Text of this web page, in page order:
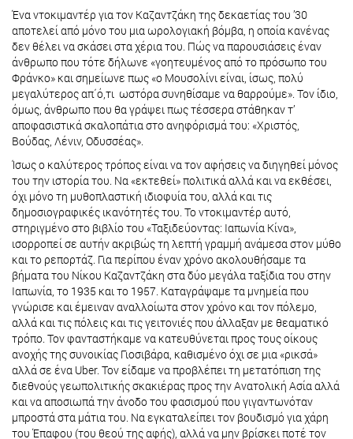
Ένα ντοκιμαντέρ για τον Καζαντζάκη της δεκαετίας του ’30
αποτελεί από μόνο του μια ωρολογιακή βόμβα, η οποία κανένας
δεν θέλει να σκάσει στα χέρια του. Πώς να παρουσιάσεις έναν
άνθρωπο που τότε δήλωνε «γοητευμένος από το πρόσωπο του
Φράνκο» και σημείωνε πως «ο Μουσολίνι είναι, ίσως, πολύ
μεγαλύτερος απ΄ό,τι ωστόρα συνηθίσαμε να θαρρούμε». Τον ίδιο,
όμως, άνθρωπο που θα γράψει πως τέσσερα στάθηκαν τ’
αποφασιστικά σκαλοπάτια στο ανηφόρισμά του: «Χριστός,
Βούδας, Λένιν, Οδυσσέας».
Ίσως ο καλύτερος τρόπος είναι να τον αφήσεις να διηγηθεί μόνος
του την ιστορία του. Να «εκτεθεί» πολιτικά αλλά και να εκθέσει,
όχι μόνο τη μυθοπλαστική ιδιοφυία του, αλλά και τις
δημοσιογραφικές ικανότητές του. Το ντοκιμαντέρ αυτό,
στηριγμένο στο βιβλίο του «Ταξιδεύοντας: Ιαπωνία Κίνα»,
ισορροπεί σε αυτήν ακριβώς τη λεπτή γραμμή ανάμεσα στον μύθο
και το ρεπορτάζ. Για περίπου έναν χρόνο ακολουθήσαμε τα
βήματα του Νίκου Καζαντζάκη στα δύο μεγάλα ταξίδια του στην
Ιαπωνία, το 1935 και το 1957. Καταγράψαμε τα μνημεία που
γνώρισε και έμειναν αναλλοίωτα στον χρόνο και τον πόλεμο,
αλλά και τις πόλεις και τις γειτονιές που άλλαξαν με θεαματικό
τρόπο. Τον φανταστήκαμε να κατευθύνεται προς τους οίκους
ανοχής της συνοικίας Γιοσιβάρα, καθισμένο όχι σε μια «ρικσά»
αλλά σε ένα Uber. Τον είδαμε να προβλέπει τη μετατόπιση της
διεθνούς γεωπολιτικής σκακιέρας προς την Ανατολική Ασία αλλά
και να αποσιωπά την άνοδο του φασισμού που γιγαντωνόταν
μπροστά στα μάτια του. Να εγκαταλείπει τον βουδισμό για χάρη
του Έπαφου (του θεού της αφής), αλλά να μην βρίσκει ποτέ τον